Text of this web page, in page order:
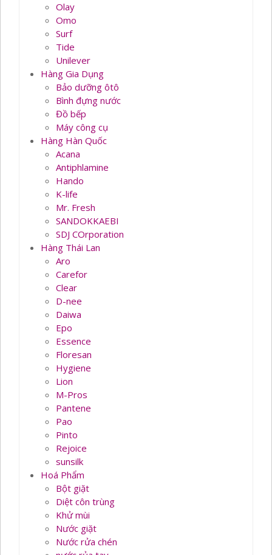
Olay
Omo
Surf
Tide
Unilever
Hàng Gia Dụng
Bảo dưỡng ôtô
Bình đựng nước
Đồ bếp
Máy công cụ
Hàng Hàn Quốc
Acana
Antiphlamine
Hando
K-life
Mr. Fresh
SANDOKKAEBI
SDJ COrporation
Hàng Thái Lan
Aro
Carefor
Clear
D-nee
Daiwa
Epo
Essence
Floresan
Hygiene
Lion
M-Pros
Pantene
Pao
Pinto
Rejoice
sunsilk
Hoá Phẩm
Bột giặt
Diệt côn trùng
Khử mùi
Nước giặt
Nước rửa chén